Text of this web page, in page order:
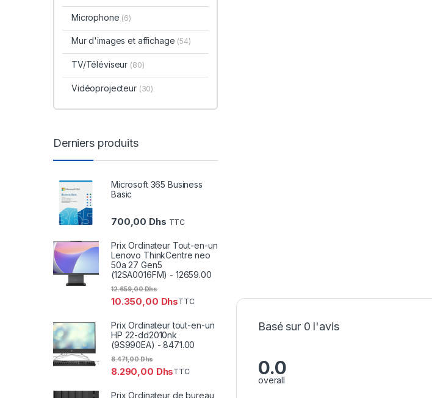
Basé sur 0 l'avis
0.0
overall
Microphone (6)
Mur d'images et affichage (54)
TV/Téléviseur (80)
Vidéoprojecteur (30)
Derniers produits
Microsoft 365 Business
Basic
700,00 Dhs TTC
Prix Ordinateur Tout-en-un
Lenovo ThinkCentre neo
50a 27 Gen5
(12SA0016FM) - 12659.00
10.350,00 Dhs
12.659,00Dhs
TTC
Prix Ordinateur tout-en-un
HP 22-dd2010nk
(9S990EA) - 8471.00
8.290,00 Dhs
8.471,00Dhs
TTC
Prix Ordinateur de bureau